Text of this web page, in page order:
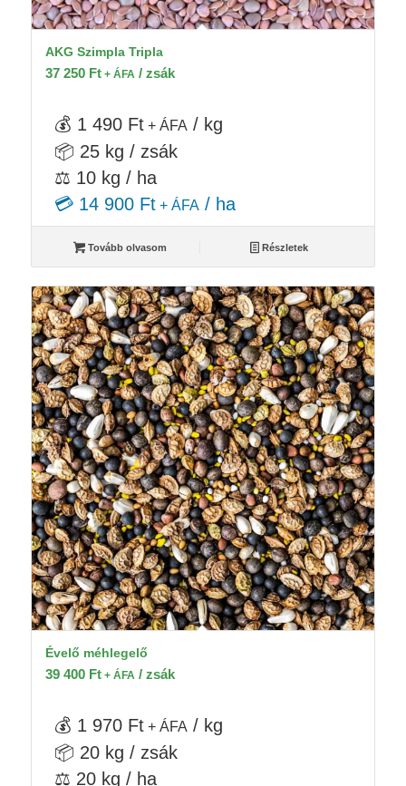
AKG Szimpla Tripla
37 250 Ft+ ÁFA / zsák
💰 1 490 Ft+ ÁFA / kg
📦 25 kg / zsák
⚖️ 10 kg / ha
💳 14 900 Ft+ ÁFA/ ha
Tovább olvasom Részletek
Évelő méhlegelő
39 400 Ft+ ÁFA / zsák
💰 1 970 Ft+ ÁFA / kg
📦 20 kg / zsák
⚖️ 20 kg / ha